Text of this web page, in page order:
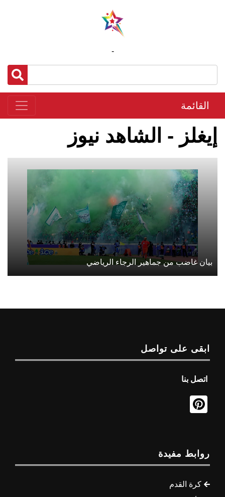
-
القائمة
إيغلز - الشاهد نيوز
بيان غاضب من جماهير الرجاء الرياضي
ابقى على تواصل
اتصل بنا
روابط مفيدة
كرة القدم